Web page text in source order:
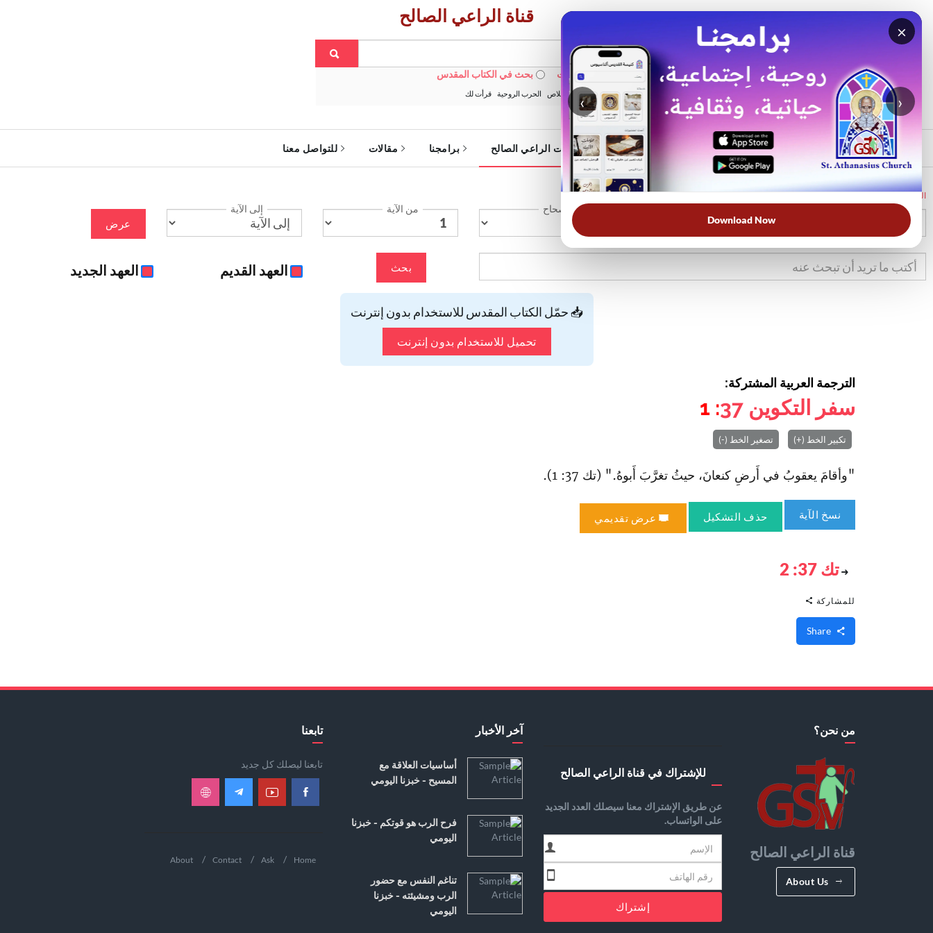
×
‹ ›
Download Now
قناة الراعي الصالح
بحث في الويبسايت بحث في الكتاب المقدس
الأكثر بحثًا: خبزنا اليومي الخلاص الحرب الروحية قرأت لك
الرئيسية خدمات الراعي الصالح برامجنا مقالات للتواصل معنا
الرئيسية
الإصحاح من الآية إلى الآية
عرض
بحث العهد القديم العهد الجديد
📥 حمّل الكتاب المقدس للاستخدام بدون إنترنت
تحميل للاستخدام بدون إنترنت
الترجمة العربية المشتركة:
سفر التكوين 37
: 1
تكبير الخط (+) تصغير الخط (-)
"وأقامَ يعقوبُ في أَرضِ كنعانَ، حيثُ تغرَّبَ أَبوهُ." (تك 37: 1).
نسخ الآية حذف التشكيل عرض تقديمي
تك 37: 2
للمشاركة
من نحن؟
قناة الراعي الصالح
About Us
للإشتراك في قناة الراعي الصالح
عن طريق الإشتراك معنا سيصلك العدد الجديد
على الواتساب.
إشتراك
آخر الأخبار
أساسيات العلاقة مع
المسيح - خبزنا اليومي
فرح الرب هو قوتكم - خبزنا
اليومي
تناغم النفس مع حضور
الرب ومشيئته - خبزنا
اليومي
تابعنا
تابعنا ليصلك كل جديد
Home
Ask
Contact
About